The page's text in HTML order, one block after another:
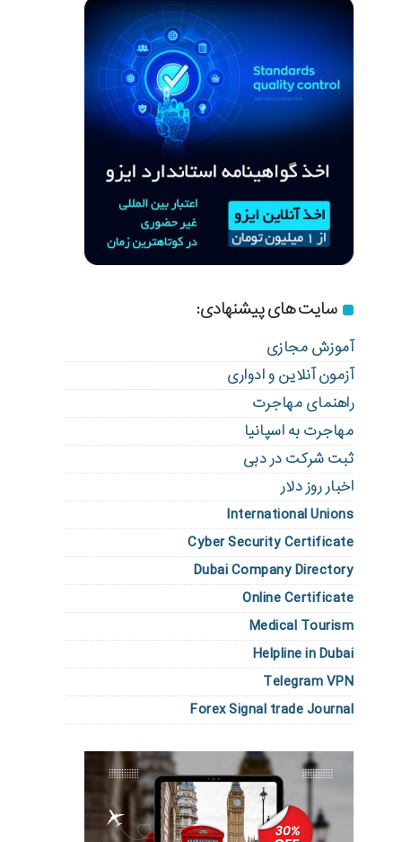
سایت های پیشنهادی:
آموزش مجازی
آزمون آنلاین و ادواری
راهنمای مهاجرت
مهاجرت به اسپانیا
ثبت شرکت در دبی
اخبار روز دلار
International Unions
Cyber Security Certificate
Dubai Company Directory
Online Certificate
Medical Tourism
Helpline in Dubai
Telegram VPN
Forex Signal trade Journal